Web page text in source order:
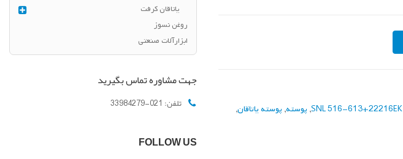
SNL 516-613+22216EK
, پوسته, پوسته یاتاقان,
یاتاقان کرفت
روغن نسوز
ابزارآلات صنعتی
جهت مشاوره تماس بگیرید
تلفن: 021-33984279
FOLLOW US